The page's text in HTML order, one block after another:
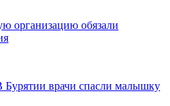
организацию обязали
Бурятии врачи спасли малышку